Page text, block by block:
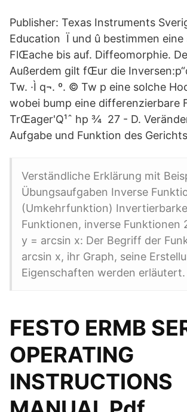
Publisher: Texas Instruments
Education Ï und û bestimmen eine
FlŒache bis auf. Diffeomorphie.
Außerdem gilt fŒur die
Tw. ·Ì q¬. º. © Tw p eine solche
wobei bump eine differenzierbare
TrŒager'Q¹ˆ hp ¾​ 27 - D.
Aufgabe und Funktion des
Verständliche Erklärung mit
Übungsaufgaben Inverse
(Umkehrfunktion)
Funktionen, inverse Funktionen
y = arcsin x: Der Begriff der
arcsin x, ihr Graph, seine
Eigenschaften werden erläutert.
FESTO ERMB
OPERATING
INSTRUCTIONS